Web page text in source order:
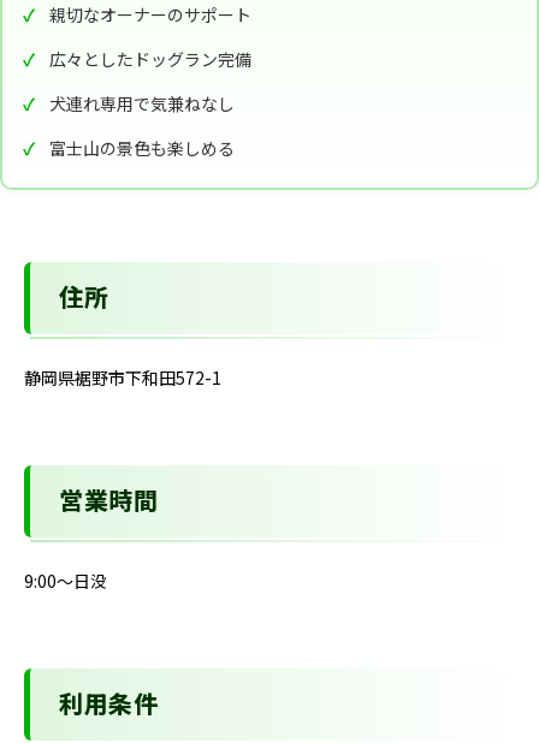
親切なオーナーのサポート
広々としたドッグラン完備
犬連れ専用で気兼ねなし
富士山の景色も楽しめる
住所
静岡県裾野市下和田572-1
営業時間
9:00～日没
利用条件